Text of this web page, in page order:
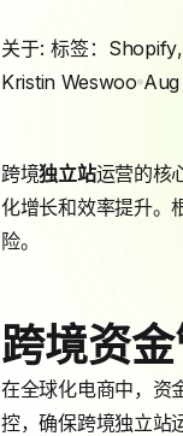
关于: 标签： Shopify,
Kristin Weswoo Aug
跨境独立站运营的核
化增长和效率提升。
险。
跨境资
在全球化电商中，资
控，确保跨境独立站